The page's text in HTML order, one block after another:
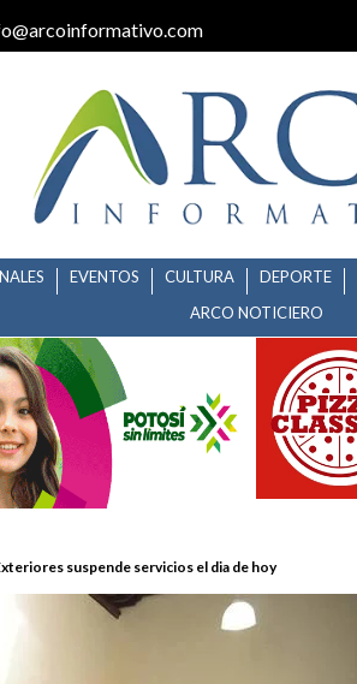
EVENTOS CULTURA DEPORTE
ARCO NOTICIERO
suspende servicios el dia de hoy
EXTERIORES